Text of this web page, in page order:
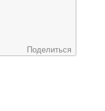
Поделиться